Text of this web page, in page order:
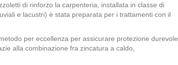
di rinforzo la carpenteria, installata in classe di
e lacustri) è stata preparata per i trattamenti con il
per eccellenza per assicurare protezione durevole
alla combinazione fra zincatura a caldo,